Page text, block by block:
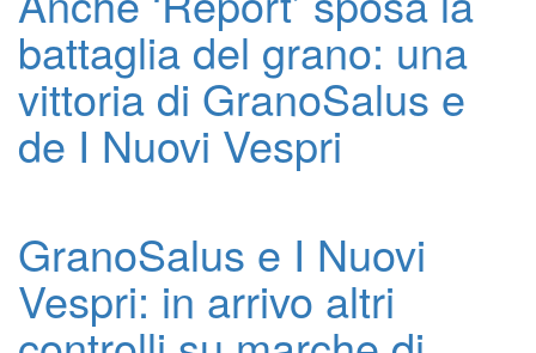
battaglia del grano: una
vittoria di GranoSalus e
de I Nuovi Vespri
GranoSalus e I Nuovi
Vespri: in arrivo altri